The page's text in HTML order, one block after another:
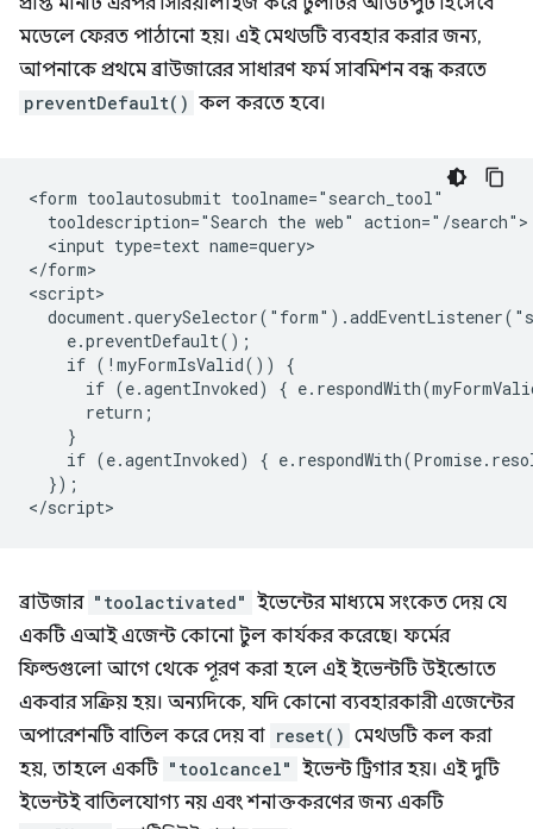
মডেলে ফেরত পাঠানো হয়। এই মেথডটি ব্যবহার করার জন্য,
আপনাকে প্রথমে ব্রাউজারের সাধারণ ফর্ম সাবমিশন বন্ধ করতে
preventDefault() কল করতে হবে।
<form toolautosubmit toolname="search_tool"
  tooldescription="Search the web" action="/search">
  <input type=text name=query>
</form>
<script>
    e.preventDefault();
    if (!myFormIsValid()) {
if (e.agentInvoked) {
      return;
    }
if (e.agentInvoked) {
  });
ব্রাউজার "toolactivated" ইভেন্টের মাধ্যমে সংকেত দেয় যে
একটি এআই এজেন্ট কোনো টুল কার্যকর করেছে। ফর্মের
ফিল্ডগুলো আগে থেকে পূরণ করা হলে এই ইভেন্টটি উইন্ডোতে
একবার সক্রিয় হয়। অন্যদিকে, যদি কোনো ব্যবহারকারী এজেন্টের
অপারেশনটি বাতিল করে দেয় বা reset() মেথডটি কল করা
হয়, তাহলে একটি "toolcancel" ইভেন্ট ট্রিগার হয়। এই দুটি
ইভেন্টই বাতিলযোগ্য নয় এবং শনাক্তকরণের জন্য একটি